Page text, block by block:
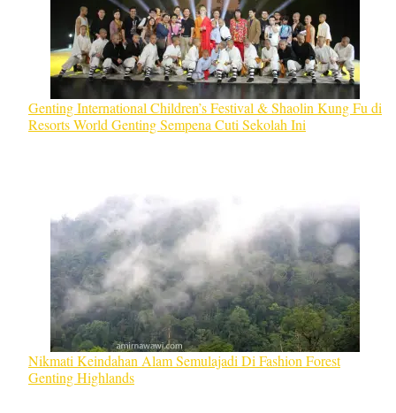
Genting International Children’s Festival & Shaolin Kung Fu di
Resorts World Genting Sempena Cuti Sekolah Ini
Nikmati Keindahan Alam Semulajadi Di Fashion Forest
Genting Highlands